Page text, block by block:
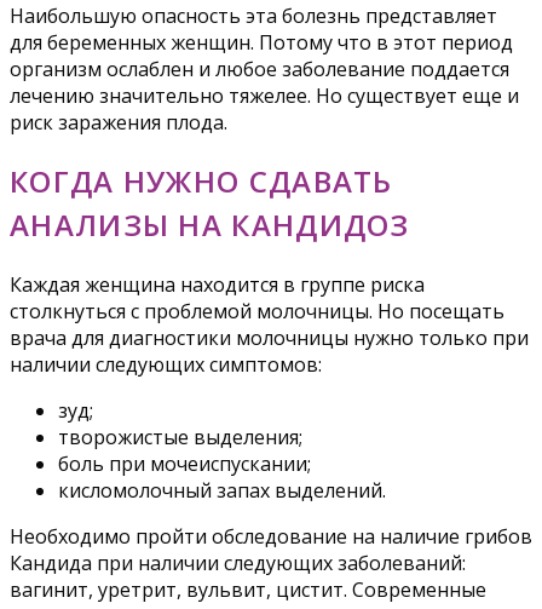
Наибольшую опасность эта болезнь представляет
для беременных женщин. Потому что в этот период
организм ослаблен и любое заболевание поддается
лечению значительно тяжелее. Но существует еще и
риск заражения плода.
КОГДА НУЖНО СДАВАТЬ
АНАЛИЗЫ НА КАНДИДОЗ
Каждая женщина находится в группе риска
столкнуться с проблемой молочницы. Но посещать
врача для диагностики молочницы нужно только при
наличии следующих симптомов:
зуд;
творожистые выделения;
боль при мочеиспускании;
кисломолочный запах выделений.
Необходимо пройти обследование на наличие грибов
Кандида при наличии следующих заболеваний:
вагинит, уретрит, вульвит, цистит. Современные